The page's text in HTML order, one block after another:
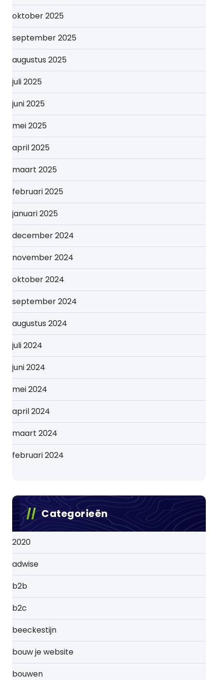
oktober 2025
september 2025
augustus 2025
juli 2025
juni 2025
mei 2025
april 2025
maart 2025
februari 2025
januari 2025
december 2024
november 2024
oktober 2024
september 2024
augustus 2024
juli 2024
juni 2024
mei 2024
april 2024
maart 2024
februari 2024
Categorieën
2020
adwise
b2b
b2c
beeckestijn
bouw je website
bouwen